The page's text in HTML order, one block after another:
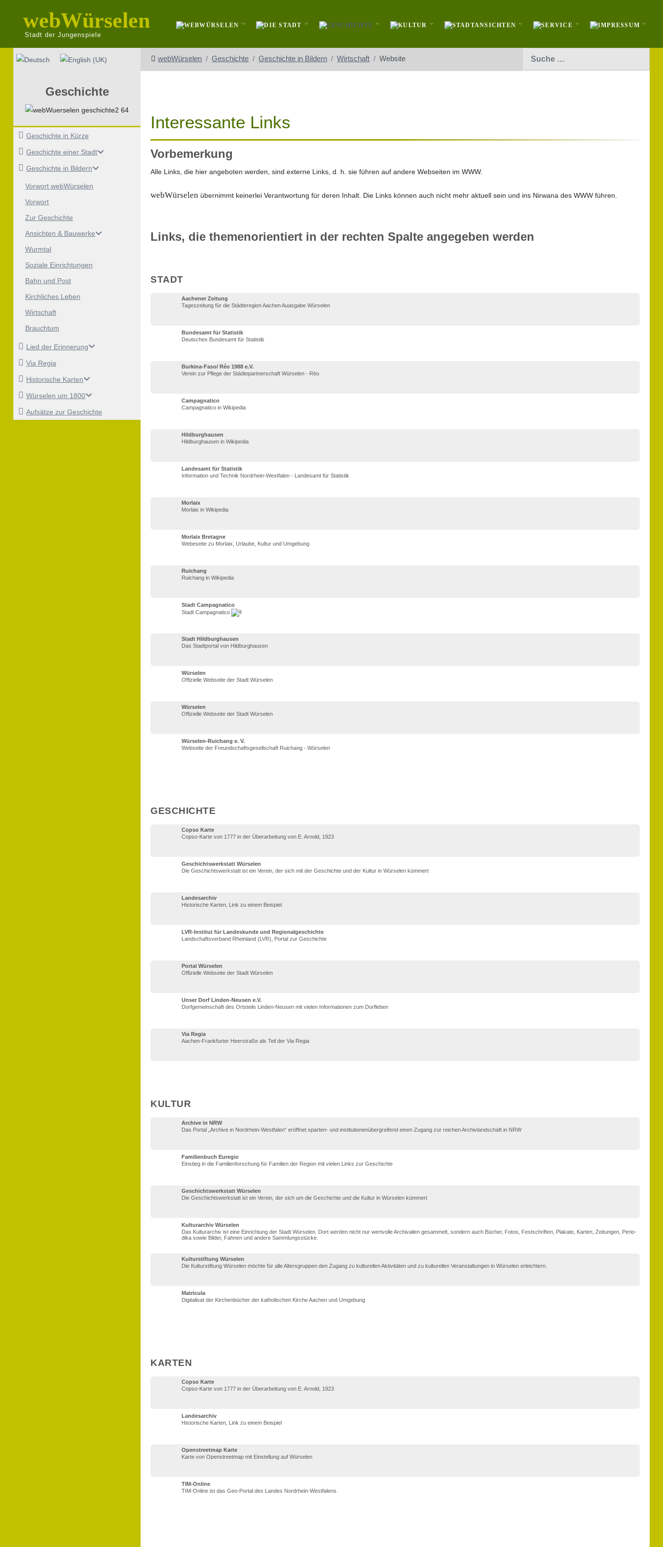
webWürselen
Stadt der Jungenspiele
Sprache auswählen webWürselen Geschichte Geschichte in Bildern Wirtschaft Website
Geschichte
Geschichte in Kürze
Geschichte einer Stadt
Geschichte in Bildern
Vorwort webWürselen
Vorwort
Zur Geschichte
Ansichten & Bauwerke
Wurmtal
Soziale Einrichtungen
Bahn und Post
Kirchliches Leben
Wirtschaft
Brauchtum
Lied der Erinnerung
Via Regia
Historische Karten
Würselen um 1800
Aufsätze zur Geschichte
Interessante Links
Vorbemerkung
Alle Links, die hier angeboten werden, sind externe Links, d. h. sie führen auf andere Webseiten im WWW.
webWürselen übernimmt keinerlei Verantwortung für deren Inhalt. Die Links können auch nicht mehr aktuell sein und ins Nirwana des WWW führen.
Links, die themenorientiert in der rechten Spalte angegeben werden
STADT
Aachener Zeitung
Tageszeitung für die Städteregion Aachen Auasgabe Würselen
Bundesamt für Statistik
Deutsches Bundesamt für Statistik
Burkina-Faso/ Réo 1988 e.V.
Verein zur Pflege der Städtepartnerschaft Würselen - Rèo
Campagnatico
Campagnatico in Wikipedia
Hildburghausen
Hildburghausen in Wikipedia
Landesamt für Statistik
Information und Technik Nordrhein-Westfalen - Landesamt für Statistik
Morlaix
Morlaix in Wikipedia
Morlaix Bretagne
Webeseite zu Morlaix, Urlaube, Kultur und Umgebung
Ruichang
Ruichang in Wikipedia
Stadt Campagnatico
Stadt Campagnatico
Stadt Hildburghausen
Das Stadtportal von Hildburghausen
Würselen
Offizielle Webseite der Stadt Würselen
Würselen
Offizielle Webseite der Stadt Würselen
Würselen-Ruichang e. V.
Webseite der Freundschaftsgesellschaft Ruichang - Würselen
GESCHICHTE
Copso Karte
Copso-Karte von 1777 in der Überarbeitung von E. Arnold, 1923
Geschichtswerkstatt Würselen
Die Geschichtswerkstatt ist ein Verein, der sich mit der Geschichte und der Kultur in Würselen kümmert
Landesarchiv
Historische Karten, Link zu einem Beispiel
LVR-Institut für Landeskunde und Regionalgeschichte
Landschaftsverband Rheinland (LVR), Portal zur Geschichte
Portal Würselen
Offizielle Webseite der Stadt Würselen
Unser Dorf Linden-Neusen e.V.
Dorfgemeinschaft des Ortsteils Linden-Neusen mit vielen Informationen zum Dorfleben
Via Regia
Aachen-Frankfurter Heerstraße als Teil der Via Regia
KULTUR
Archive in NRW
Das Portal „Archive in Nordrhein-Westfalen“ eröffnet sparten- und institutionenübergreifend einen Zugang zur reichen Archivlandschaft in NRW
Familienbuch Euregio
Einstieg in die Familienforschung für Familien der Region mit vielen Links zur Geschichte
Geschichtswerkstatt Würselen
Die Geschichtswerkstatt ist ein Verein, der sich um die Geschichte und die Kultur in Würselen kümmert
Kulturarchiv Würselen
Das Kulturarchiv ist eine Einrichtung der Stadt Würselen. Dort werden nicht nur wertvolle Archi­valien gesammelt, sondern auch Bücher, Fotos, Fest­schriften, Plakate, Karten, Zeitungen, Perio­
dika sowie Bilder, Fahnen und andere Sammlungsstücke.
Kulturstiftung Würselen
Die Kulturstiftung Würselen möchte für alle Altersgruppen den Zugang zu kulturellen Aktivitäten und zu kulturellen Veranstaltungen in Würselen erleichtern.
Matricula
Digitalisat der Kirchenbücher der katholischen Kirche Aachen und Umgebung
KARTEN
Copso Karte
Copso-Karte von 1777 in der Überarbeitung von E. Arnold, 1923
Landesarchiv
Historische Karten, Link zu einem Beispiel
Openstreetmap Karte
Karte von Openstreetmap mit Einstellung auf Würselen
TIM-Online
TIM-Online ist das Geo-Portal des Landes Nordrhein-Westfalens.